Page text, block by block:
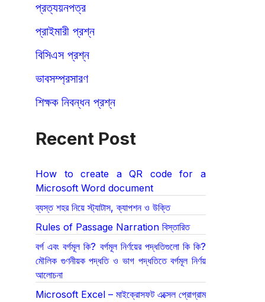
প্রত্যয়নপত্র
প্রাইমারী প্রশ্ন
বিসিএস প্রশ্ন
ভাবসম্প্রসারণ
শিক্ষক নিবন্ধন প্রশ্ন
Recent Post
How to create a QR code for a
Microsoft Word document
ব্যস্ত শহর নিয়ে স্ট্যাটাস, ক্যাপশন ও উক্তি
Rules of Passage Narration বিস্তারিত
বর্গ এবং বর্গমূল কি? বর্গমূল নির্ণয়ের পদ্ধতিগুলো কি কি?
মৌলিক গুণনীয়ক পদ্ধতি ও ভাগ পদ্ধতিতে বর্গমূল নির্ণয়
আলোচনা
Microsoft Excel – মাইক্রোসফট এক্সেল প্রোগ্রাম